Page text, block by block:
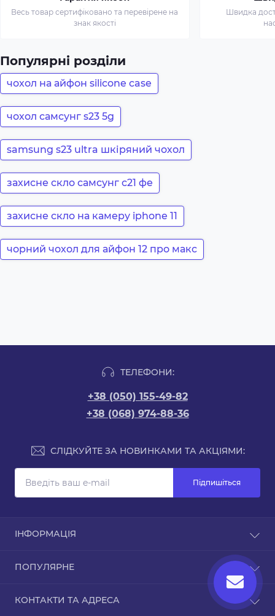
Весь товар сертифіковано та перевірене на
знак якості
Швидка
Популярні розділи
чохол на айфон silicone case
чохол самсунг s23 5g
samsung s23 ultra шкіряний чохол
захисне скло самсунг с21 фе
захисне скло на камеру iphone 11
чорний чохол для айфон 12 про макс
ТЕЛЕФОНИ:
+38 (050) 155-49-82
+38 (068) 974-88-36
СЛІДКУЙТЕ ЗА НОВИНКАМИ ТА АКЦІЯМИ:
Підпишіться
ІНФОРМАЦІЯ
Про магазин
Повернення товару
ПОПУЛЯРНЕ
КОНТАКТИ ТА АДРЕСА